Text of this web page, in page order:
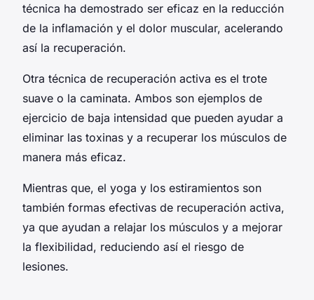
técnica ha demostrado ser eficaz en la reducción
de la inflamación y el dolor muscular, acelerando
así la recuperación.
Otra técnica de recuperación activa es el trote
suave o la caminata. Ambos son ejemplos de
ejercicio de baja intensidad que pueden ayudar a
eliminar las toxinas y a recuperar los músculos de
manera más eficaz.
Mientras que, el yoga y los estiramientos son
también formas efectivas de recuperación activa,
ya que ayudan a relajar los músculos y a mejorar
la flexibilidad, reduciendo así el riesgo de
lesiones.